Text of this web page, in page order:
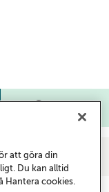
Sök
avtal
att göra din
Du kan alltid
Hantera cookies.